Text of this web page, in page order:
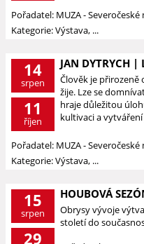
Pořadatel: MUZA -
Kategorie: Výstava, ...
14
srpen
11
říjen
JAN DYTRYCH |
Člověk je
žije. Lze se
hraje důležitou
kultivaci a vytváření
Pořadatel: MUZA -
Kategorie: Výstava, ...
15
srpen
29
HOUBOVÁ
Obrysy vývoje
století do